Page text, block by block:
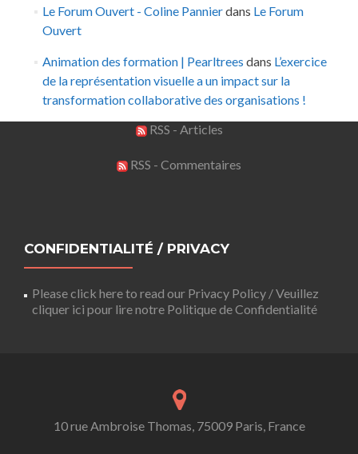
Le Forum Ouvert - Coline Pannierdans Le Forum
Ouvert
Animation des formation | Pearltrees dans L’exercice
de la représentation visuelle a un impact sur la
transformation collaborative des organisations !
RSS - Articles
RSS - Commentaires
CONFIDENTIALITÉ / PRIVACY
Please click here to read our Privacy Policy / Veuillez
cliquer ici pour lire notre Politique de Confidentialité
10 rue Ambroise Thomas, 75009 Paris, France